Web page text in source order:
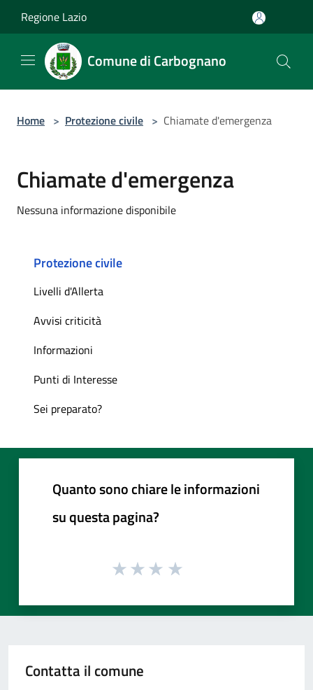
Regione Lazio
Comune di Carbognano
Home > Protezione civile > Chiamate d'emergenza
Chiamate d'emergenza
Nessuna informazione disponibile
Protezione civile
Livelli d'Allerta
Avvisi criticità
Informazioni
Punti di Interesse
Sei preparato?
Quanto sono chiare le informazioni
su questa pagina?
Contatta il comune